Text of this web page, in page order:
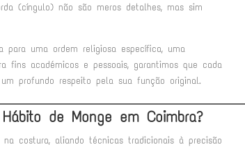
(cíngulo) não são meros detalhes, mas sim
para uma ordem religiosa específica, uma
fins académicos e pessoais, garantimos que cada
profundo respeito pela sua função original.
de Monge em Coimbra?
costura, aliando técnicas tradicionais à precisão